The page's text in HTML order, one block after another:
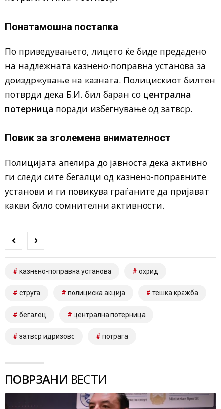
Понатамошна постапка
По приведувањето, лицето ќе биде предадено
на надлежната казнено-поправна установа за
доиздржување на казната. Полицискиот билтен
потврди дека Б.И. бил баран со централна
потерница поради избегнување од затвор.
Повик за зголемена внимателност
Полицијата апелира до јавноста дека активно
ги следи сите бегалци од казнено-поправните
установи и ги повикува граѓаните да пријават
какви било сомнителни активности.
казнено-поправна установа охрид
струга полициска акција тешка кражба
бегалец централна потерница
затвор идризово потрага
ПОВРЗАНИ ВЕСТИ